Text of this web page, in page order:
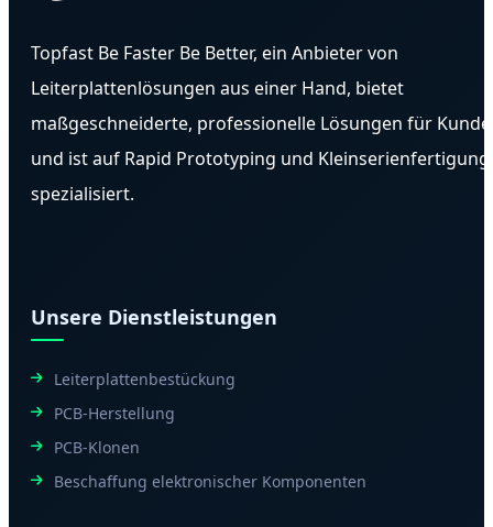
Topfast Be Faster Be Better, ein Anbieter von
Leiterplattenlösungen aus einer Hand, bietet
maßgeschneiderte, professionelle Lösungen für
und ist auf Rapid Prototyping und Kleinserienfertigung
spezialisiert.
Unsere Dienstleistungen
Leiterplattenbestückung
PCB-Herstellung
PCB-Klonen
Beschaffung elektronischer Komponenten